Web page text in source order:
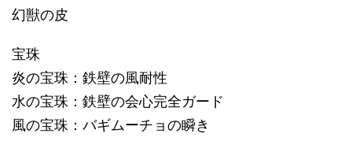
幻獣の皮
宝珠
炎の宝珠：鉄壁の風耐性
水の宝珠：鉄壁の会心完全ガード
風の宝珠：バギムーチョの瞬き